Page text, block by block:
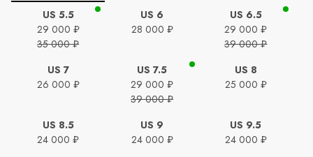
US 5.5
29 000 ₽
35 000 ₽
US 6
28 000 ₽
US 6.5
29 000 ₽
39 000 ₽
US 7
26 000 ₽
US 7.5
29 000 ₽
39 000 ₽
US 8
25 000 ₽
US 8.5
24 000 ₽
US 9
24 000 ₽
US 9.5
24 000 ₽